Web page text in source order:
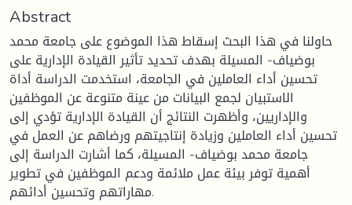
Abstract
حاولنا في هذا البحث إسقاط هذا الموضوع على جامعة محمد
بوضياف- المسيلة بهدف تحديد تأثير القيادة الإدارية على
تحسين أداء العاملين في الجامعة، استخدمت الدراسة أداة
الاستبيان لجمع البيانات من عينة متنوعة عن الموظفين
والإداريين، وأظهرت النتائج أن القيادة الإدارية تؤدي إلى
تحسين أداء العاملين وزيادة إنتاجيتهم ورضاهم عن العمل في
جامعة محمد بوضياف- المسيلة، كما أشارت الدراسة إلى
أهمية توفر بيئة عمل ملائمة ودعم الموظفين في تطوير
مهاراتهم وتحسين أدائهم.